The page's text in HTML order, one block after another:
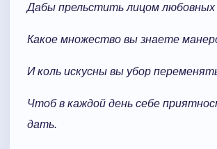
Дабы прельстить лицом любовных
Какое множество вы знаете
И коль искусны вы убор
Чтоб в каждой день себе
дать.